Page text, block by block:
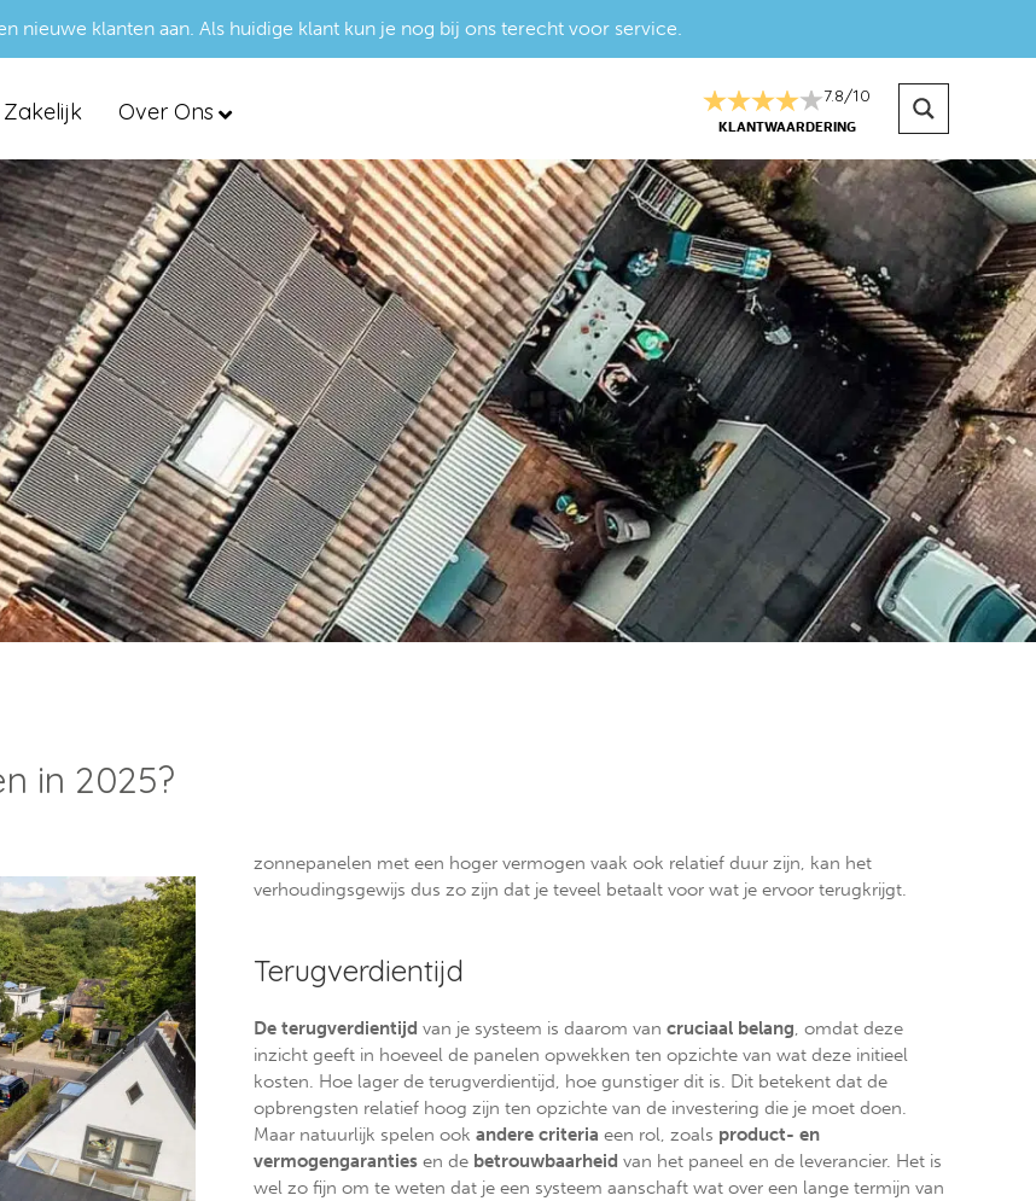
nieuwe klanten aan. Als huidige klant kun je nog bij ons terecht voor service.
Zakelijk Over Ons
7.8/10
KLANTWAARDERING
in 2025?
zonnepanelen met een hoger vermogen vaak ook relatief duur zijn, kan het
verhoudingsgewijs dus zo zijn dat je teveel betaalt voor wat je ervoor terugkrijgt.
Terugverdientijd
De terugverdientijd van je systeem is daarom van cruciaal belang, omdat deze
inzicht geeft in hoeveel de panelen opwekken ten opzichte van wat deze initieel
kosten. Hoe lager de terugverdientijd, hoe gunstiger dit is. Dit betekent dat de
opbrengsten relatief hoog zijn ten opzichte van de investering die je moet doen.
Maar natuurlijk spelen ook andere criteria een rol, zoals product- en
vermogengaranties en de betrouwbaarheid van het paneel en de leverancier. Het is
wel zo fijn om te weten dat je een systeem aanschaft wat over een lange termijn van